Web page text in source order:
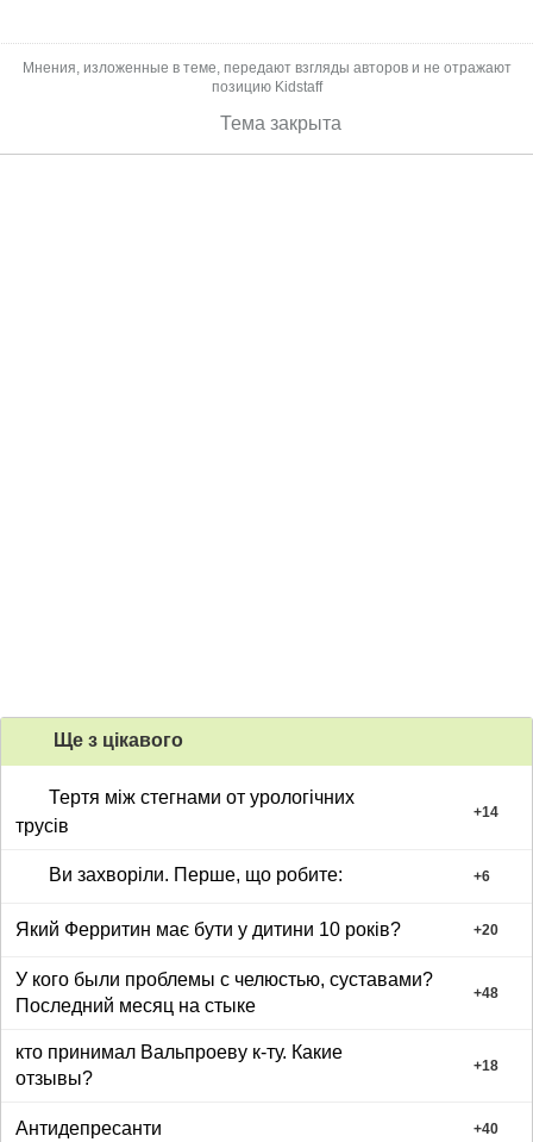
Мнения, изложенные в теме, передают взгляды авторов и не отражают
позицию Kidstaff
Тема закрыта
Ще з цiкавого
Тертя між стегнами от урологічних
трусів
+14
Ви захворіли. Перше, що робите: +6
Який Ферритин має бути у дитини 10 років? +20
У кого были проблемы с челюстью, суставами?
Последний месяц на стыке
+48
кто принимал Вальпроеву к-ту. Какие
отзывы?
+18
Антидепресанти +40